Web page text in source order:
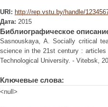
URI: http://rep.vstu.by/handle/
Дата: 2015
Библиографическое
Sasnouskaya, A. Socially critical
science in the 21st century :
Technological University. - Vitebsk,
Ключевые слова:
<null>